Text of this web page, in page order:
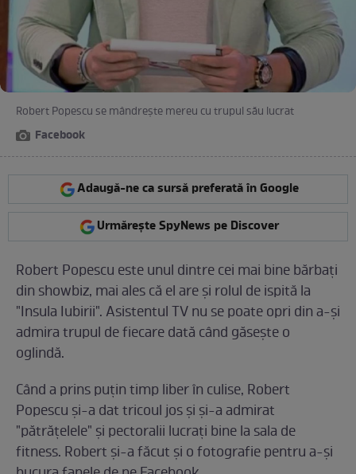
Robert Popescu se mândrește mereu cu trupul său lucrat
Facebook
Adaugă-ne ca sursă preferată în Google
Urmărește SpyNews pe Discover
Robert Popescu este unul dintre cei mai bine bărbați
din showbiz, mai ales că el are și rolul de ispită la
"Insula Iubirii". Asistentul TV nu se poate opri din a-și
admira trupul de fiecare dată când găsește o
oglindă.
Când a prins puțin timp liber în culise, Robert
Popescu și-a dat tricoul jos și și-a admirat
"pătrățelele" și pectoralii lucrați bine la sala de
fitness. Robert și-a făcut și o fotografie pentru a-și